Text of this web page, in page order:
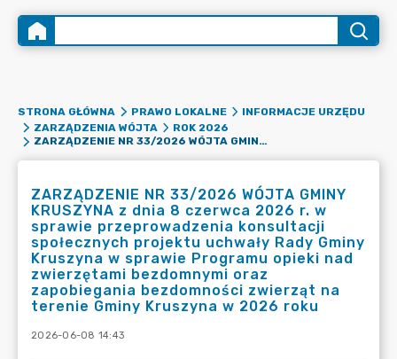
STRONA GŁÓWNA PRAWO LOKALNE
INFORMACJE URZĘDU
ZARZĄDZENIA WÓJTA
ROK 2026
ZARZĄDZENIE NR 33/2026 WÓJTA GMINY KRUSZYNA Z DNIA 8 CZERWCA 2026 R. W SPRAWIE PRZEPROWADZENIA KONSULTACJI SPOŁECZNYCH PROJEKTU UCHWAŁY RADY GMINY KRUSZYNA W SPRAWIE PROGRAMU OPIEKI NAD ZWIERZĘTAMI BEZDOMNYMI ORAZ ZAPOBIEGANIA BEZDOMNOŚCI ZWIERZĄT NA TERENIE GMINY KRUSZYNA W 2026 ROKU
ZARZĄDZENIE NR 33/2026 WÓJTA GMINY
KRUSZYNA z dnia 8 czerwca 2026 r. w
sprawie przeprowadzenia konsultacji
społecznych projektu uchwały Rady Gminy
Kruszyna w sprawie Programu opieki nad
zwierzętami bezdomnymi oraz
zapobiegania bezdomności zwierząt na
terenie Gminy Kruszyna w 2026 roku
2026-06-08 14:43